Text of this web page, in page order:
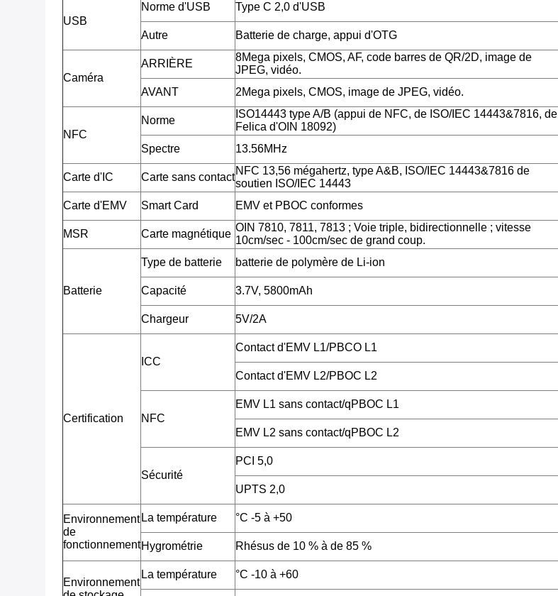
USB
Norme d'USB Type C 2,0 d'USB
Autre Batterie de charge, appui d'OTG
Caméra
ARRIÈRE
8Mega pixels, CMOS, AF, code barres de QR/2D, image de
JPEG, vidéo.
AVANT
2Mega pixels, CMOS, image de JPEG, vidéo.
NFC
Norme
ISO14443 type A/B (appui de NFC, de ISO/IEC 14443&7816, de
Felica d'OIN 18092)
Spectre
13.56MHz
Carte d'IC Carte sans contact
NFC 13,56 mégahertz, type A&B, ISO/IEC 14443&7816 de
soutien ISO/IEC 14443
Carte d'EMV
Smart Card EMV et PBOC conformes
MSR Carte magnétique
OIN 7810, 7811, 7813 ; Voie triple, bidirectionnelle ; vitesse
10cm/sec - 100cm/sec de grand coup.
Batterie
Type de batterie batterie de polymère de Li-ion
Capacité 3.7V, 5800mAh
Chargeur 5V/2A
Certification
ICC
Contact d'EMV L1/PBCO L1
Contact d'EMV L2/PBOC L2
NFC
EMV L1 sans contact/qPBOC L1
EMV L2 sans contact/qPBOC L2
Sécurité
PCI 5,0
UPTS 2,0
Environnement
de
fonctionnement
La température °C -5 à +50
Hygrométrie Rhésus de 10 % à de 85 %
Environnement
La température °C -10 à +60